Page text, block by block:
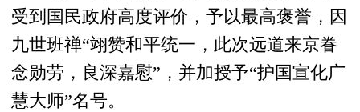
受到国民政府高度评价，予以最高褒誉，因
九世班禅“翊赞和平统一，此次远道来京眷
念勋劳，良深嘉慰”，并加授予“护国宣化广
慧大师”名号。